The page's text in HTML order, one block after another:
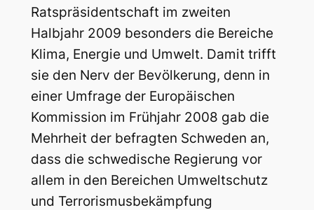
Ratspräsidentschaft im zweiten
Halbjahr 2009 besonders die Bereiche
Klima, Energie und Umwelt. Damit trifft
sie den Nerv der Bevölkerung, denn in
einer Umfrage der Europäischen
Kommission im Frühjahr 2008 gab die
Mehrheit der befragten Schweden an,
dass die schwedische Regierung vor
allem in den Bereichen Umweltschutz
und Terrorismusbekämpfung